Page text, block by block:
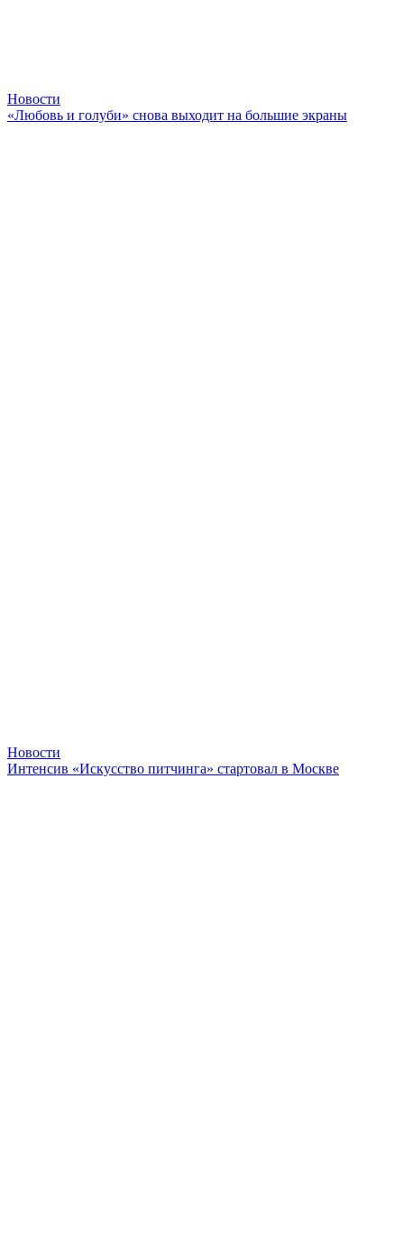
Новости
«Любовь и голуби» снова выходит на большие экраны
Новости
Интенсив «Искусство питчинга» стартовал в Москве